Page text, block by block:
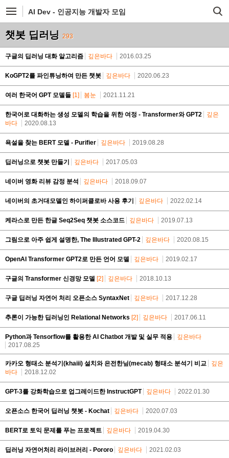
AI Dev - 인공지능 개발자 모임
챗봇 딥러닝 293
구글의 딥러닝 대화 알고리즘 깊은바다 2016.03.25
KoGPT2를 파인튜닝하여 만든 챗봇 깊은바다 2020.06.23
여러 한국어 GPT 모델들 [1] 봄눈 2021.11.21
한국어로 대화하는 생성 모델의 학습을 위한 여정 - Transformer와 GPT2
깊은
바다
2020.08.13
욕설을 찾는 BERT 모델 - Purifier 깊은바다 2019.08.28
딥러닝으로 챗봇 만들기 깊은바다 2017.05.03
네이버 영화 리뷰 감정 분석 깊은바다 2018.09.07
네이버의 초거대모델인 하이퍼클로바 사용 후기 깊은바다 2022.02.14
케라스로 만든 한글 Seq2Seq 챗봇 소스코드 깊은바다 2019.07.13
그림으로 아주 쉽게 설명한, The Illustrated GPT-2 깊은바다 2020.08.15
OpenAI Transformer GPT2로 만든 언어 모델 깊은바다 2019.02.17
구글의 Transformer 신경망 모델 [2] 깊은바다 2018.10.13
구글 딥러닝 자연어 처리 오픈소스 SyntaxNet 깊은바다 2017.12.28
추론이 가능한 딥러닝인 Relational Networks [2] 깊은바다 2017.06.11
Python과 Tensorflow를 활용한 AI Chatbot 개발 및 실무 적용
깊은바다
2017.08.25
카카오 형태소 분석기(khaiii) 설치와 은전한닢(mecab) 형태소 분석기 비교
깊은
바다
2018.12.02
GPT-3를 강화학습으로 업그레이드한 InstructGPT 깊은바다 2022.01.30
오픈소스 한국어 딥러닝 챗봇 - Kochat 깊은바다 2020.07.03
BERT로 토익 문제를 푸는 프로젝트 깊은바다 2019.04.30
딥러닝 자연어처리 라이브러리 - Pororo 깊은바다 2021.02.03